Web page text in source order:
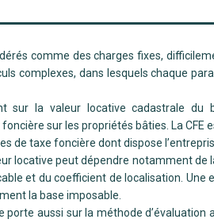
comme des charges fixes,
complexes, dans lesquels chaque
sur la valeur locative cadastrale du
sur les propriétés bâties. La CFE
de taxe foncière dont dispose
locative peut dépendre notamment de
et du coefficient de localisation. Une
la base imposable.
porte aussi sur la méthode d’évaluation